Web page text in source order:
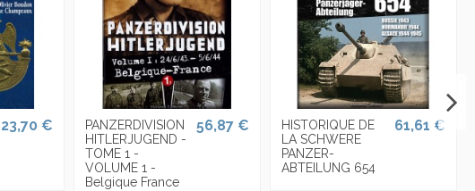
23,70 €
PANZERDIVISION
HITLERJUGEND -
TOME 1 -
VOLUME 1 -
Belgique France
56,87 €
HISTORIQUE DE
LA SCHWERE
PANZER-
ABTEILUNG 654
61,61 €